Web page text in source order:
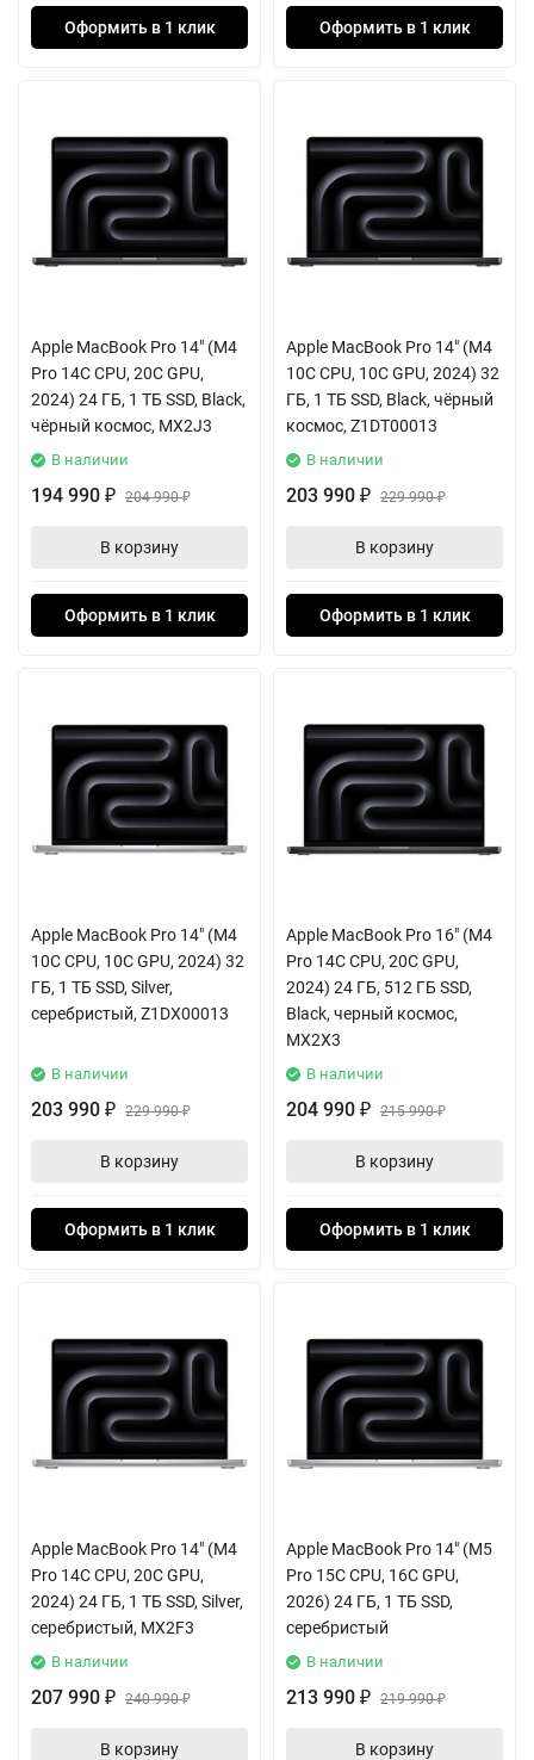
Оформить в 1 клик Оформить в 1 клик
Apple MacBook Pro 14" (M4
Pro 14C CPU, 20C GPU,
2024) 24 ГБ, 1 ТБ SSD, Black,
чёрный космос, MX2J3
В наличии
194 990 ₽ 204 990₽
В корзину
Оформить в 1 клик
Apple MacBook Pro 14" (M4
10C CPU, 10C GPU, 2024) 32
ГБ, 1 ТБ SSD, Black, чёрный
космос, Z1DT00013
В наличии
203 990 ₽ 229 990₽
В корзину
Оформить в 1 клик
Apple MacBook Pro 14" (M4
10C CPU, 10C GPU, 2024) 32
ГБ, 1 ТБ SSD, Silver,
серебристый, Z1DX00013
В наличии
203 990 ₽ 229 990₽
В корзину
Оформить в 1 клик
Apple MacBook Pro 16" (M4
Pro 14C CPU, 20C GPU,
2024) 24 ГБ, 512 ГБ SSD,
Black, черный космос,
MX2X3
В наличии
204 990 ₽ 215 990₽
В корзину
Оформить в 1 клик
Apple MacBook Pro 14" (M4
Pro 14C CPU, 20C GPU,
2024) 24 ГБ, 1 ТБ SSD, Silver,
серебристый, MX2F3
В наличии
207 990 ₽ 240 990₽
В корзину
Apple MacBook Pro 14" (M5
Pro 15C CPU, 16C GPU,
2026) 24 ГБ, 1 ТБ SSD,
серебристый
В наличии
213 990 ₽ 219 990₽
В корзину